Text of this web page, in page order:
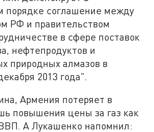
порядке соглашение между
РФ и правительством
в сфере поставок
нефтепродуктов и
природных алмазов в
2013 года".
Армения потеряет в
повышения цены за газ как
А Лукашенко напомнил: